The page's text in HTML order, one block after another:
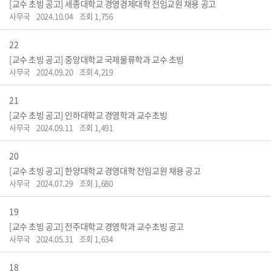
[교수 초빙 공고] 세종대학교 경영경제대학 전임교원 채용 공고
사무국 2024.10.04 조회 1,756
22
[교수 초빙 공고] 중앙대학교 국제물류학과 교수 초빙
사무국 2024.09.20 조회 4,219
21
[교수 초빙 공고] 인하대학교 경영학과 교수초빙
사무국 2024.09.11 조회 1,491
20
[교수 초빙 공고] 한양대학교 경영대학 전임교원 채용 공고
사무국 2024.07.29 조회 1,680
19
[교수 초빙 공고] 전주대학교 경영학과 교수초빙 공고
사무국 2024.05.31 조회 1,634
18